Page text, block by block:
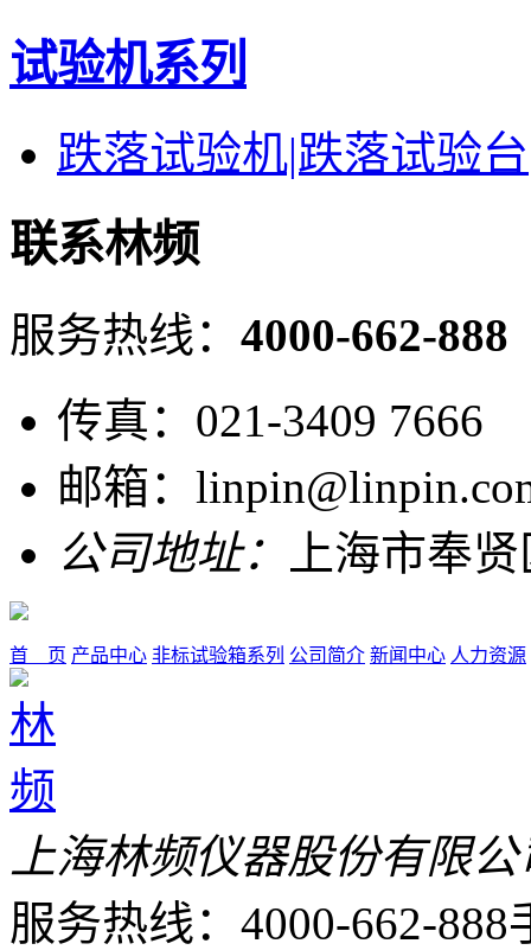
试验机系列
跌落试验机|跌落试验台
联系林频
服务热线： 4000-662-888
传真：021-3409 7666
邮箱：
公司地址：
上海市奉
首 页 产品中心 非标试验箱系列 公司简介 新闻中心 人力资源
上海林频仪器股份有限公
服务热线：4000-662-888